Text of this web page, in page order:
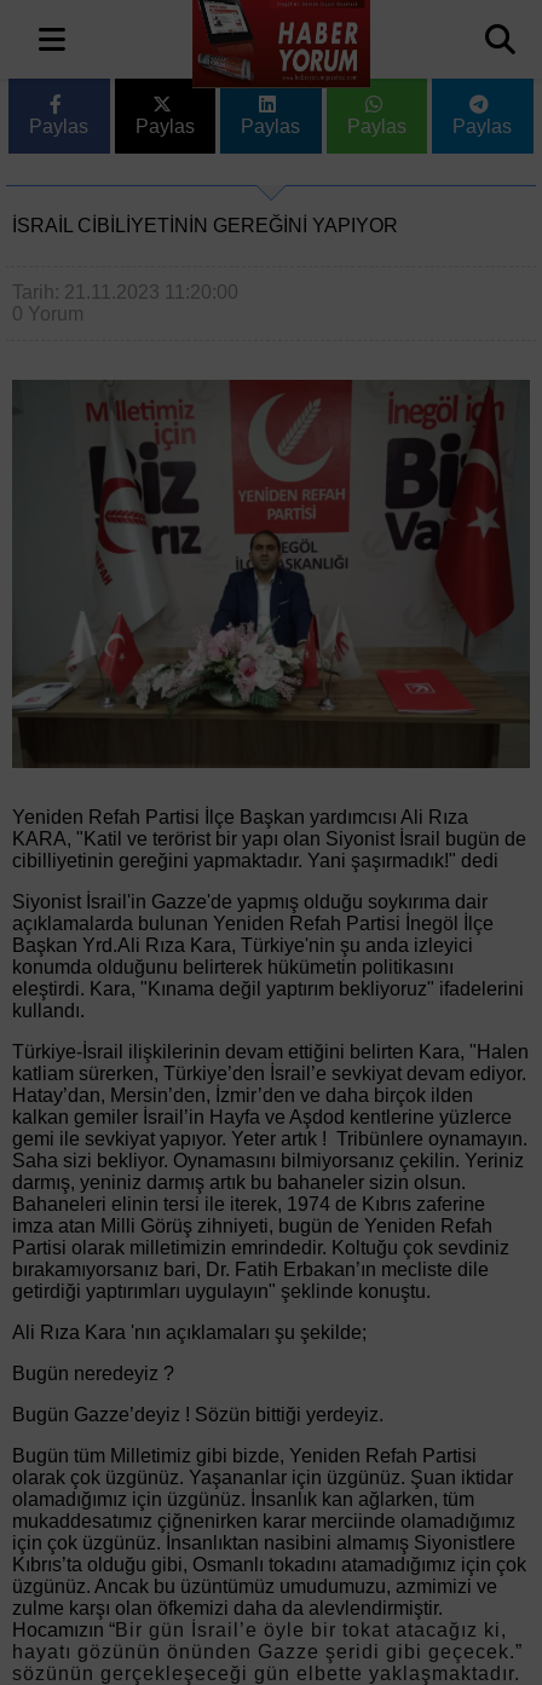
Paylas Paylas Paylas Paylas Paylas
İSRAIL CIBILIYETININ GEREĞINI YAPIYOR
Tarih: 21.11.2023 11:20:00
0 Yorum
Yeniden Refah Partisi İlçe Başkan yardımcısı Ali Rıza
KARA, "Katil ve terörist bir yapı olan Siyonist İsrail bugün de
cibilliyetinin gereğini yapmaktadır. Yani şaşırmadık!" dedi
Siyonist İsrail'in Gazze'de yapmış olduğu soykırıma dair
açıklamalarda bulunan Yeniden Refah Partisi İnegöl İlçe
Başkan Yrd.Ali Rıza Kara, Türkiye'nin şu anda izleyici
konumda olduğunu belirterek hükümetin politikasını
eleştirdi. Kara, "Kınama değil yaptırım bekliyoruz" ifadelerini
kullandı.
Türkiye-İsrail ilişkilerinin devam ettiğini belirten Kara, "Halen
katliam sürerken, Türkiye’den İsrail’e sevkiyat devam ediyor.
Hatay’dan, Mersin’den, İzmir’den ve daha birçok ilden
kalkan gemiler İsrail’in Hayfa ve Aşdod kentlerine yüzlerce
gemi ile sevkiyat yapıyor. Yeter artık ! Tribünlere oynamayın.
Saha sizi bekliyor. Oynamasını bilmiyorsanız çekilin. Yeriniz
darmış, yeniniz darmış artık bu bahaneler sizin olsun.
Bahaneleri elinin tersi ile iterek, 1974 de Kıbrıs zaferine
imza atan Milli Görüş zihniyeti, bugün de Yeniden Refah
Partisi olarak milletimizin emrindedir. Koltuğu çok sevdiniz
bırakamıyorsanız bari, Dr. Fatih Erbakan’ın mecliste dile
getirdiği yaptırımları uygulayın" şeklinde konuştu.
Ali Rıza Kara 'nın açıklamaları şu şekilde;
Bugün neredeyiz ?
Bugün Gazze’deyiz ! Sözün bittiği yerdeyiz.
Bugün tüm Milletimiz gibi bizde, Yeniden Refah Partisi
olarak çok üzgünüz. Yaşananlar için üzgünüz. Şuan iktidar
olamadığımız için üzgünüz. İnsanlık kan ağlarken, tüm
mukaddesatımız çiğnenirken karar merciinde olamadığımız
için çok üzgünüz. İnsanlıktan nasibini almamış Siyonistlere
Kıbrıs’ta olduğu gibi, Osmanlı tokadını atamadığımız için çok
üzgünüz. Ancak bu üzüntümüz umudumuzu, azmimizi ve
zulme karşı olan öfkemizi daha da alevlendirmiştir.
Hocamızın “Bir gün İsrail’e öyle bir tokat atacağız ki,
hayatı gözünün önünden Gazze şeridi gibi geçecek.”
sözünün gerçekleşeceği gün elbette yaklaşmaktadır.